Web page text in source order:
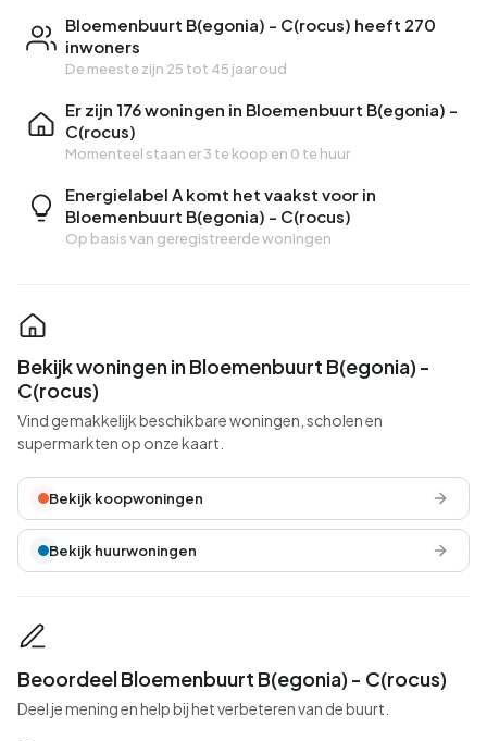
Bloemenbuurt B(egonia) - C(rocus) heeft 270
inwoners
De meeste zijn 25 tot 45 jaar oud
Er zijn 176 woningen in Bloemenbuurt B(egonia) -
C(rocus)
Momenteel staan er3 te koop en 0 te huur
Energielabel A komt het vaakst voor in
Bloemenbuurt B(egonia) - C(rocus)
Op basis van geregistreerde woningen
Bekijk woningen in Bloemenbuurt B(egonia) -
C(rocus)
Vind gemakkelijk beschikbare woningen, scholen en
supermarkten op onze kaart.
Bekijk koopwoningen
Bekijk huurwoningen
Beoordeel Bloemenbuurt B(egonia) - C(rocus)
Deel je mening en help bij het verbeteren van de buurt.